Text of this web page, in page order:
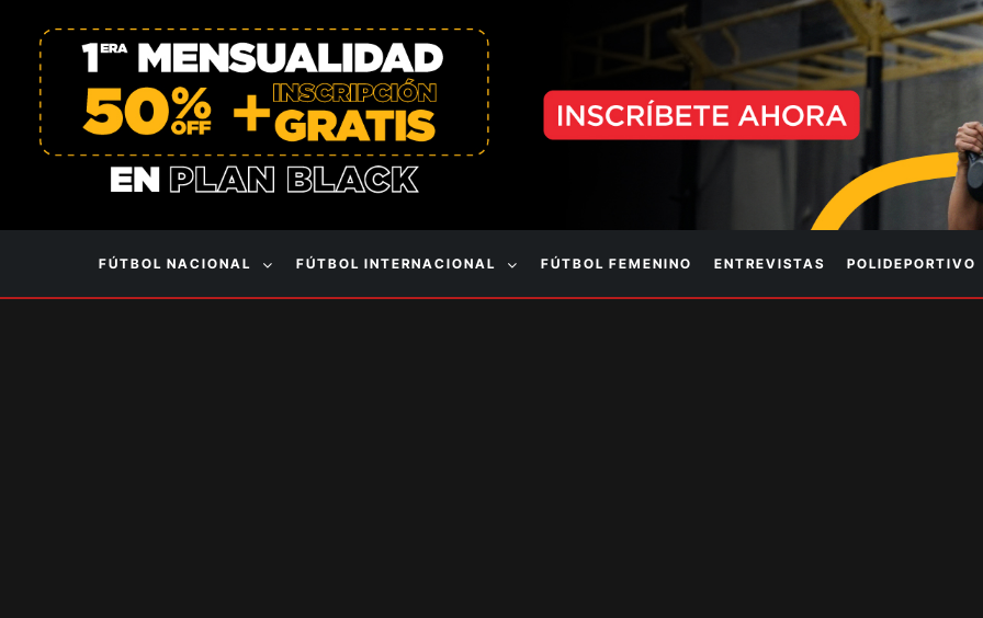
FÚTBOL NACIONAL FÚTBOL INTERNACIONAL FÚTBOL FEMENINO ENTREVISTAS POLIDEPORTIVO